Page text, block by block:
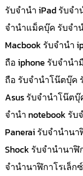
รับจำนำ iPad รับจำ
จำนำแม็คบุ๊ค รับจำ
Macbook รับจำนำ
ถือ iphone รับจำน
ถือ รับจำนำโน๊ตบุ๊ค
Asus รับจำนำโน๊ต
จำนำ notebook รั
Panerai รับจำนำน
Shock รับจำนำนา
จำนำนาฬิกาโรเล็ก